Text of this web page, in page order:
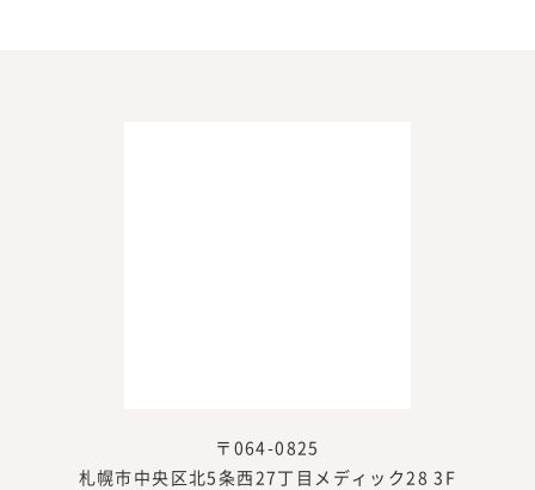
〒064-0825
札幌市中央区北5条西27丁目メディック28 3F